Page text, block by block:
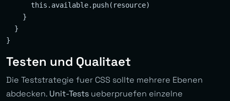
      this.available.push(resource)
    }
  }
Testen und Qualitaet
Die Teststrategie fuer CSS sollte mehrere Ebenen
abdecken. Unit-Tests ueberpruefen einzelne